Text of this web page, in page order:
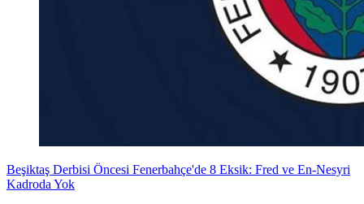
Beşiktaş Derbisi Öncesi Fenerbahçe'de 8 Eksik: Fred ve En-Nesyri
Kadroda Yok